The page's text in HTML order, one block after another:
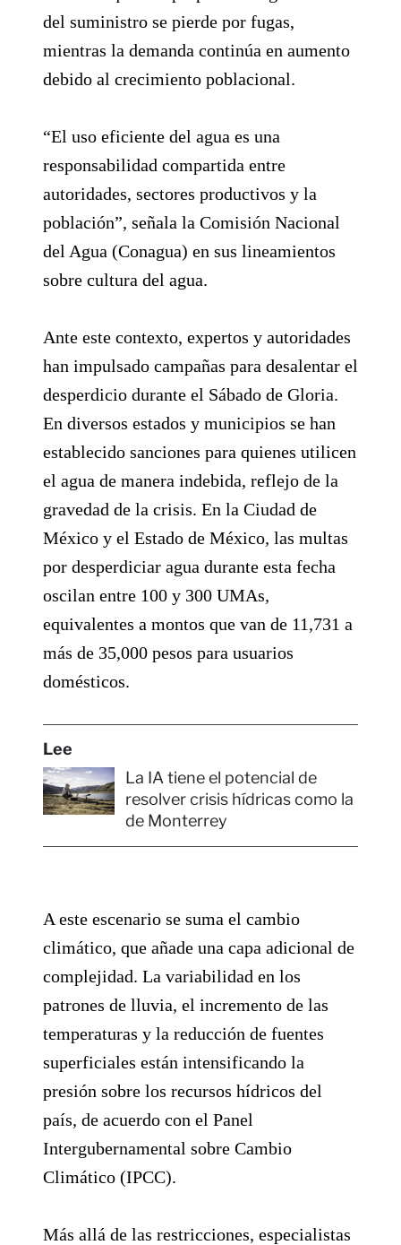
del suministro se pierde por fugas,
mientras la demanda continúa en aumento
debido al crecimiento poblacional.
“El uso eficiente del agua es una
responsabilidad compartida entre
autoridades, sectores productivos y la
población”, señala la Comisión Nacional
del Agua (Conagua) en sus lineamientos
sobre cultura del agua.
Ante este contexto, expertos y autoridades
han impulsado campañas para desalentar el
desperdicio durante el Sábado de Gloria.
En diversos estados y municipios se han
establecido sanciones para quienes utilicen
el agua de manera indebida, reflejo de la
gravedad de la crisis. En la Ciudad de
México y el Estado de México, las multas
por desperdiciar agua durante esta fecha
oscilan entre 100 y 300 UMAs,
equivalentes a montos que van de 11,731 a
más de 35,000 pesos para usuarios
domésticos.
Lee
La IA tiene el potencial de
resolver crisis hídricas como la
de Monterrey
A este escenario se suma el cambio
climático, que añade una capa adicional de
complejidad. La variabilidad en los
patrones de lluvia, el incremento de las
temperaturas y la reducción de fuentes
superficiales están intensificando la
presión sobre los recursos hídricos del
país, de acuerdo con el Panel
Intergubernamental sobre Cambio
Climático (IPCC).
Más allá de las restricciones, especialistas